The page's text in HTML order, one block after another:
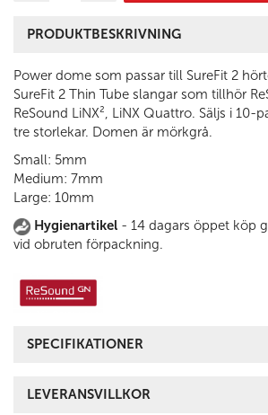
PRODUKTBESKRIVNING
Power dome som passar till SureFit 2
SureFit 2 Thin Tube slangar som tillhör
ReSound LiNX², LiNX Quattro. Säljs i 10-
tre storlekar. Domen är mörkgrå.
Small: 5mm
Medium: 7mm
Large: 10mm
Hygienartikel - 14 dagars öppet köp
vid obruten förpackning.
SPECIFIKATIONER
LEVERANSVILLKOR